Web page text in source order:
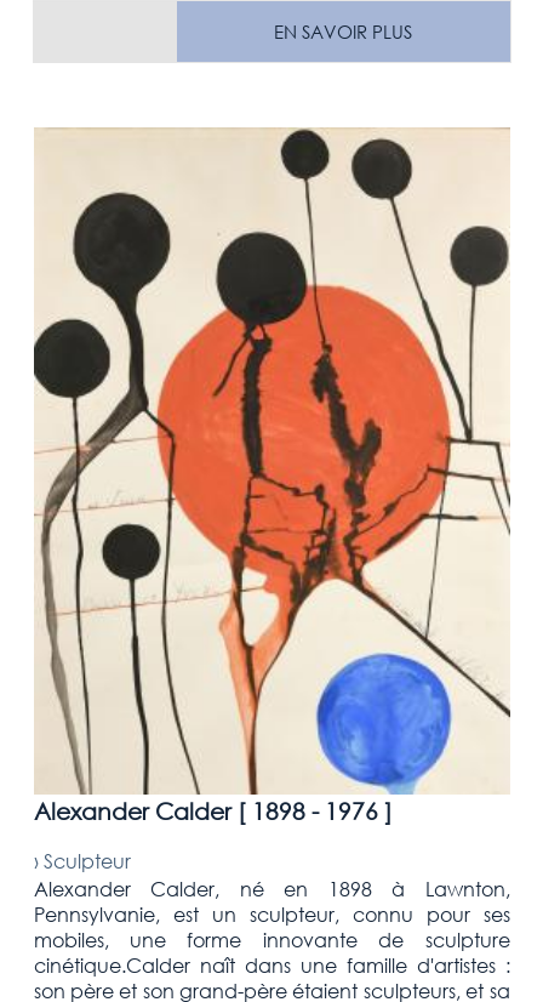
EN SAVOIR PLUS
Alexander Calder [ 1898 - 1976]
›Sculpteur
Alexander Calder, né en 1898 à Lawnton,
Pennsylvanie, est un sculpteur, connu pour ses
mobiles, une forme innovante de sculpture
cinétique.Calder naît dans une famille d'artistes :
son père et son grand-père étaient sculpteurs, et sa